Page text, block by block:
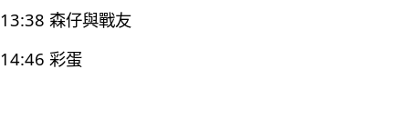
13:38 森仔與戰友
14:46 彩蛋